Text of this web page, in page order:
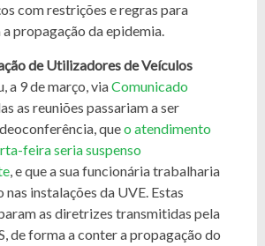
com restrições e regras para
propagação da epidemia.
de Utilizadores de Veículos
a 9 de março, viaComunicado
as reuniões passariam a ser
queo atendimento
feira seria suspenso
, e que a sua funcionária trabalharia
nas instalações da UVE. Estas
as diretrizes transmitidas pela
de forma a conter a propagação do